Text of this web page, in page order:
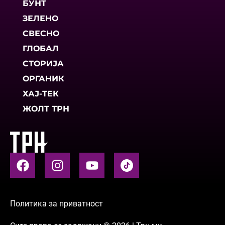
БУНТ
ЗЕЛЕНО
СВЕСНО
ГЛОБАЛ
СТОРИЈА
ОРГАНИК
ХАЈ-ТЕК
ЖОЛТ ТРН
Политика за приватност